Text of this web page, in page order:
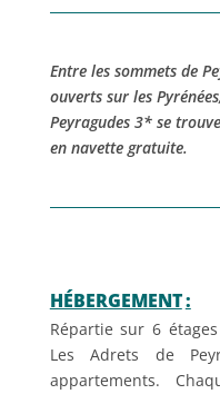
Entre les sommets de
ouverts sur les
Peyragudes 3* se
en navette gratuite.
HÉBERGEMENT:
Répartie sur 6
Les Adrets de
appartements.